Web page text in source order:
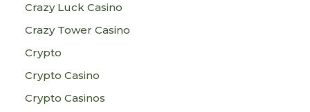
Crazy Luck Casino
Crazy Tower Сasino
Crypto
Crypto Casino
Crypto Casinos